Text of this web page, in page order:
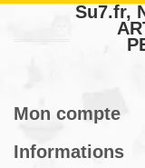
Su7.fr,
Mon compte
Informations